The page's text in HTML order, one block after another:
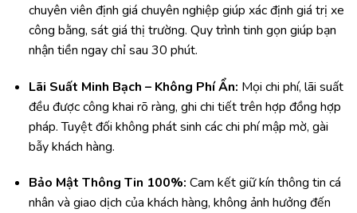
chuyên viên định giá chuyên nghiệp giúp xác định giá trị xe
công bằng, sát giá thị trường. Quy trình tinh gọn giúp bạn
nhận tiền ngay chỉ sau 30 phút.
Lãi Suất Minh Bạch – Không Phí Ẩn: Mọi chi phí, lãi suất
đều được công khai rõ ràng, ghi chi tiết trên hợp đồng hợp
pháp. Tuyệt đối không phát sinh các chi phí mập mờ, gài
bẫy khách hàng.
Bảo Mật Thông Tin 100%: Cam kết giữ kín thông tin cá
nhân và giao dịch của khách hàng, không ảnh hưởng đến